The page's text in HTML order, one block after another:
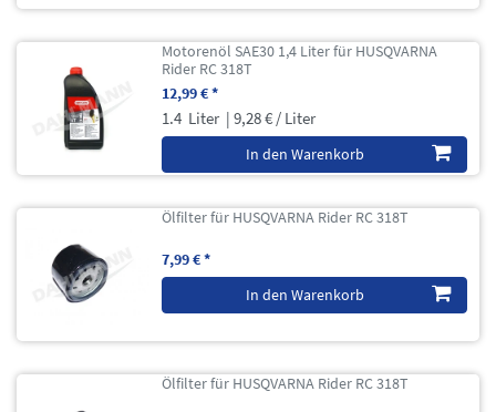
Motorenöl SAE30 1,4 Liter für HUSQVARNA
Rider RC 318T
12,99 € *
1.4 Liter | 9,28 € / Liter
In den Warenkorb
Ölfilter für HUSQVARNA Rider RC 318T
7,99 € *
In den Warenkorb
Ölfilter für HUSQVARNA Rider RC 318T